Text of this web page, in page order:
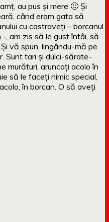
au pus și mere 🙂 Și
când eram gata să
cu castraveți – borcanul
, am zis să le gust întâi, să
vă spun, lingându-mă pe
Sunt tari și dulci-sărate-
murături, aruncați acolo în
să le faceți nimic special,
în borcan. O să aveți